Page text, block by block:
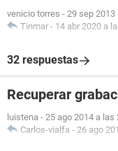
venicio torres - 29 sep 2013
Tinmar - 14 abr 2020 a
32 respuestas
Recuperar
luistena - 25 ago 2014 a las
Carlos-vialfa - 26 ago